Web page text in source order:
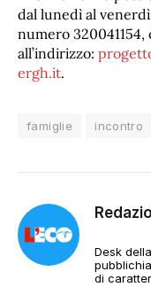
dal lunedì al
numero
all’indirizzo:
ergh.it.
famiglie incontro
Desk
di